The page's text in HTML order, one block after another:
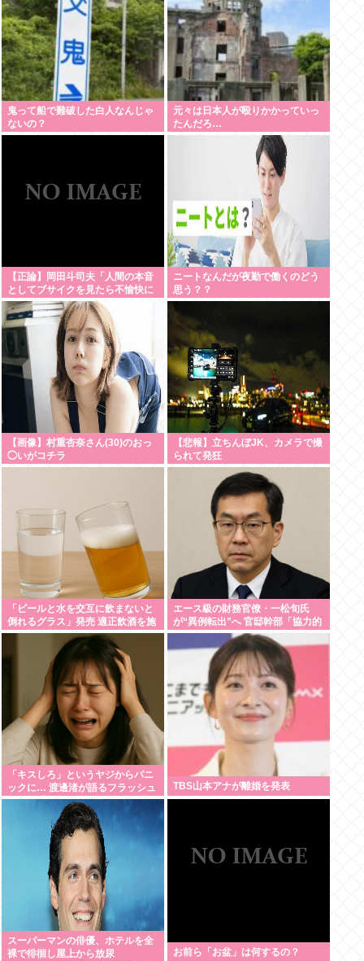
鬼って船で難破した白人なんじゃ
ないの？
元々は日本人が殴りかかっていっ
たんだろ…
【正論】岡田斗司夫「人間の本音
としてブサイクを見たら不愉快に
なる。この責任をどうとるんだ」
ニートなんだが夜勤で働くのどう
思う？？
【画像】村重杏奈さん(30)のおっ
◯いがコチラ
【悲報】立ちんぼJK、カメラで撮
られて発狂
「ビールと水を交互に飲まないと
倒れるグラス」発売 適正飲酒を施
す #酒
エース級の財務官僚・一松旬氏
が“異例転出”へ 官邸幹部「協力的
でなかったから」 #総務省人事 |
財務省には失われた30年の責任と
って欲しい
「キスしろ」というヤジからパニ
ックに… 渡邊渚が語るフラッシュ
バック「1人の人間の人生に、当
たり前の生活を奪った人が全て悪
い」 | 楽しんごが出てきた瞬間か
らこの表情で
TBS山本アナが離婚を発表
スーパーマンの俳優、ホテルを全
裸で徘徊し屋上から放尿
お前ら「お盆」は何するの？